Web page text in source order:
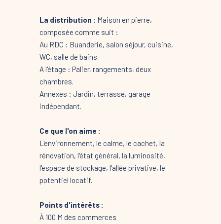
La distribution : Maison en pierre,
composée comme suit :
Au RDC : Buanderie, salon séjour, cuisine,
WC, salle de bains.
A l'étage : Palier, rangements, deux
chambres.
Annexes : Jardin, terrasse, garage
indépendant.
Ce que l'on aime :
L'environnement, le calme, le cachet, la
rénovation, l'état général, la luminosité,
l'espace de stockage, l'allée privative, le
potentiel locatif.
Points d'intérêts :
À 100 M des commerces